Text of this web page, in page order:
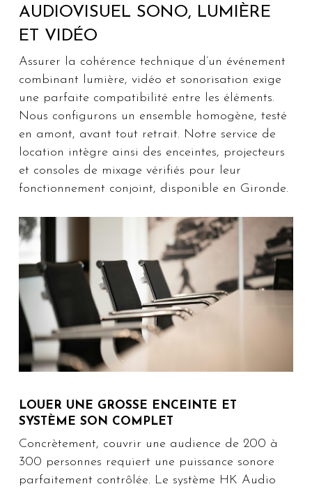
AUDIOVISUEL SONO, LUMIÈRE
ET VIDÉO
Assurer la cohérence technique d’un événement
combinant lumière, vidéo et sonorisation exige
une parfaite compatibilité entre les éléments.
Nous configurons un ensemble homogène, testé
en amont, avant tout retrait. Notre service de
location intègre ainsi des enceintes, projecteurs
et consoles de mixage vérifiés pour leur
fonctionnement conjoint, disponible en Gironde.
LOUER UNE GROSSE ENCEINTE ET
SYSTÈME SON COMPLET
Concrètement, couvrir une audience de 200 à
300 personnes requiert une puissance sonore
parfaitement contrôlée. Le système HK Audio